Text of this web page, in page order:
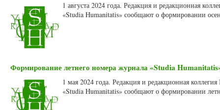
1 августа 2024 года. Редакция и редакционная
«Studia Humanitatis» сообщают о формировании
Формирование летнего номера журнала «Studia
1 мая 2024 года. Редакция и редакционная
«Studia Humanitatis» сообщают о формировании